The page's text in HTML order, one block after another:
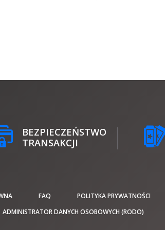
BEZPIECZEŃSTWO
TRANSAKCJI
FAQ POLITYKA PRYWATNOŚCI
ADMINISTRATOR DANYCH OSOBOWYCH (RODO)